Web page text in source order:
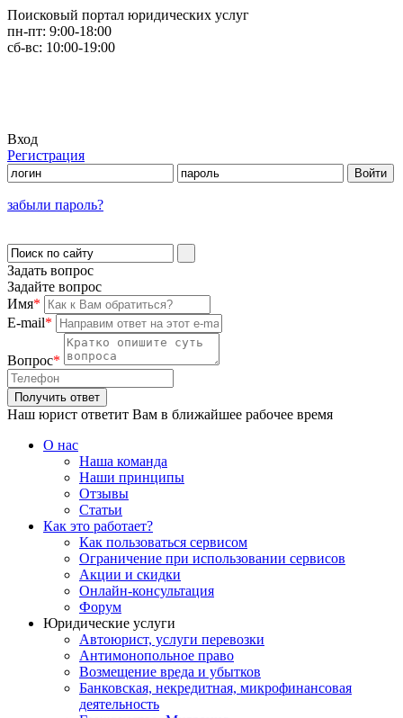
Поисковый портал юридических услуг
пн-пт: 9:00-18:00
сб-вс: 10:00-19:00
Вход
Регистрация
забыли пароль?
Задать вопрос
Задайте вопрос
Имя*
E-mail*
Вопрос*
Наш юрист ответит Вам в ближайшее рабочее время
О нас
Наша команда
Наши принципы
Отзывы
Статьи
Как это работает?
Как пользоваться сервисом
Ограничение при использовании сервисов
Акции и скидки
Онлайн-консультация
Форум
Юридические услуги
Автоюрист, услуги перевозки
Антимонопольное право
Возмещение вреда и убытков
Банковская, некредитная, микрофинансовая
деятельность